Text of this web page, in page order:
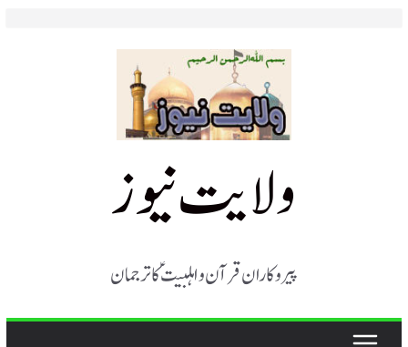
ولایت نیوز
پیروکاران قرآن و اہلبیت ؑ کا ترجمان